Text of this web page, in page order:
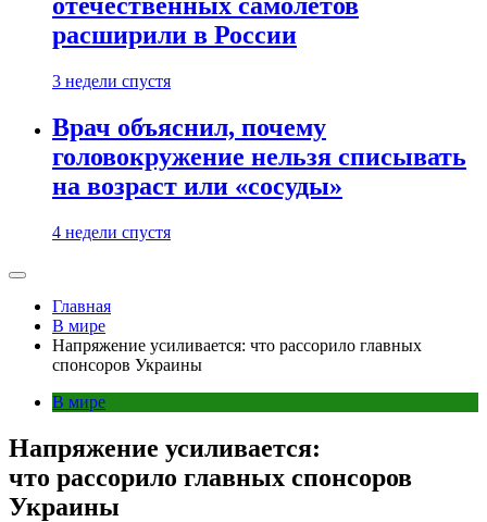
отечественных самолётов
расширили в России
3 недели спустя
Врач объяснил, почему
головокружение нельзя списывать
на возраст или «сосуды»
4 недели спустя
Главная
В мире
Напряжение усиливается: что рассорило главных
спонсоров Украины
В мире
Напряжение усиливается:
что рассорило главных спонсоров
Украины